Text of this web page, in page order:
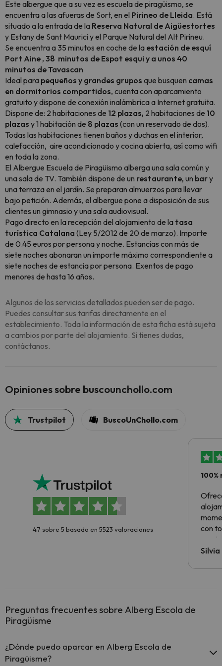
Este albergue que a su vez es escuela de piragüismo, se
encuentra a las afueras de Sort, en el Pirineo de Lleida. Está
situado a la entrada de la Reserva Natural de Aigüestortes
y Estany de Sant Maurici y el Parque Natural del Alt Pirineu.
Se encuentra a 35 minutos en coche de la estación de esquí
Port Aine , 38 minutos de Espot esqui y a unos 40
minutos de Tavascan
Ideal para pequeños y grandes grupos que busquen camas
en dormitorios compartidos, cuenta con aparcamiento
gratuito y dispone de conexión inalámbrica a Internet gratuita.
Dispone de: 2 habitaciones de 12 plazas, 2 habitaciones de 10
plazas y 1 habitación de 8 plazas (con un reservado de dos).
Todas las habitaciones tienen baños y duchas en el interior,
calefacción, aire acondicionado y cocina abierta, así como wifi
en toda la zona.
El Albergue Escuela de Piragüismo alberga una sala común y
una sala de TV. También dispone de un restaurante, un bary
una terraza en el jardín. Se preparan almuerzos para llevar
bajo petición. Además, el albergue pone a disposición de sus
clientes un gimnasio y una sala audiovisual.
Pago directo en la recepción del alojamiento de la tasa
turística Catalana (Ley 5/2012 de 20 de marzo). Importe
de 0.45 euros por persona y noche. Estancias con más de
siete noches abonaran un importe máximo correspondiente a
siete noches de estancia por persona. Exentos de pago
menores de hasta 16 años.
Algunos de los servicios detallados pueden ser de pago.
Puedes consultar sus tarifas directamente en el
establecimiento. Toda la información de esta ficha está sujeta
a cambios por parte del alojamiento. Si tienes dudas,
contáctanos.
Opiniones sobre buscounchollo.com
Trustpilot BuscoUnChollo.com
4.7 sobre 5 basado en 5523 valoraciones
con
Preguntas frecuentes sobre Alberg Escola de
Piragüisme
¿Dónde puedo aparcar en Alberg Escola de
Piragüisme?